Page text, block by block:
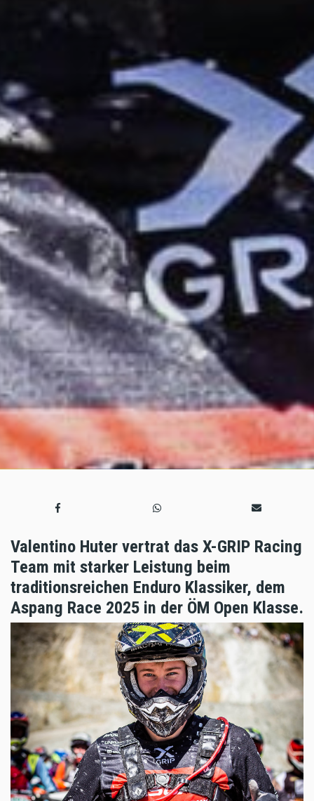
Valentino Huter vertrat das X-GRIP Racing
Team mit starker Leistung beim
traditionsreichen Enduro Klassiker, dem
Aspang Race 2025 in der ÖM Open Klasse.